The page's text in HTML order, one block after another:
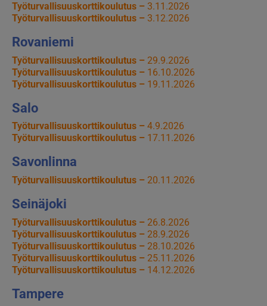
Työturvallisuuskorttikoulutus – 3.11.2026
Työturvallisuuskorttikoulutus – 3.12.2026
Rovaniemi
Työturvallisuuskorttikoulutus – 29.9.2026
Työturvallisuuskorttikoulutus – 16.10.2026
Työturvallisuuskorttikoulutus – 19.11.2026
Salo
Työturvallisuuskorttikoulutus – 4.9.2026
Työturvallisuuskorttikoulutus – 17.11.2026
Savonlinna
Työturvallisuuskorttikoulutus – 20.11.2026
Seinäjoki
Työturvallisuuskorttikoulutus – 26.8.2026
Työturvallisuuskorttikoulutus – 28.9.2026
Työturvallisuuskorttikoulutus – 28.10.2026
Työturvallisuuskorttikoulutus – 25.11.2026
Työturvallisuuskorttikoulutus – 14.12.2026
Tampere